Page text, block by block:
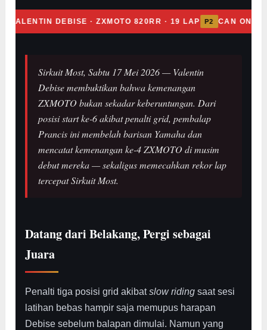
VALENTIN DEBISE · ZXMOTO 820RR · 19 LAP P2 CAN ONCU
Sirkuit Most, Sabtu 17 Mei 2026 — Valentin
Debise membuktikan bahwa kemenangan
ZXMOTO bukan sekadar keberuntungan. Dari
posisi start ke-6 akibat penalti grid, pembalap
Prancis ini membelah barisan Yamaha dan
mencatat kemenangan ke-4 ZXMOTO di musim
debut mereka — sekaligus memecahkan rekor lap
tercepat Sirkuit Most.
Datang dari Belakang, Pergi sebagai
Juara
Penalti tiga posisi grid akibatslow riding saat sesi
latihan bebas hampir saja memupus harapan
Debise sebelum balapan dimulai. Namun yang